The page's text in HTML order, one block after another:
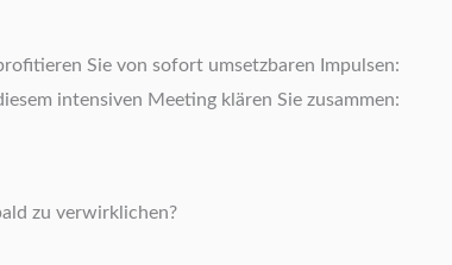
Sie von sofort umsetzbaren Impulsen:
intensiven Meeting klären Sie zusammen:
zu verwirklichen?